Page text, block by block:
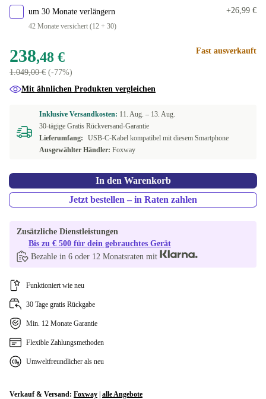
um 30 Monate verlängern
42 Monate versichert (12 + 30)
+26,99 €
238,48 €
1.049,00 € (-77%)
Fast ausverkauft
Mit ähnlichen Produkten vergleichen
Inklusive Versandkosten: 11. Aug. – 13. Aug.
30-tägige Gratis Rückversand-Garantie
Lieferumfang:
USB-C-Kabel kompatibel mit diesem Smartphone
Ausgewählter Händler: Foxway
In den Warenkorb
Jetzt bestellen – in Raten zahlen
Zusätzliche Dienstleistungen
Bis zu € 500 für dein gebrauchtes Gerät
Bezahle in 6 oder 12 Monatsraten mit
Funktioniert wie neu
30 Tage gratis Rückgabe
Min. 12 Monate Garantie
Flexible Zahlungsmethoden
Umweltfreundlicher als neu
Verkauf & Versand: Foxway alle Angebote